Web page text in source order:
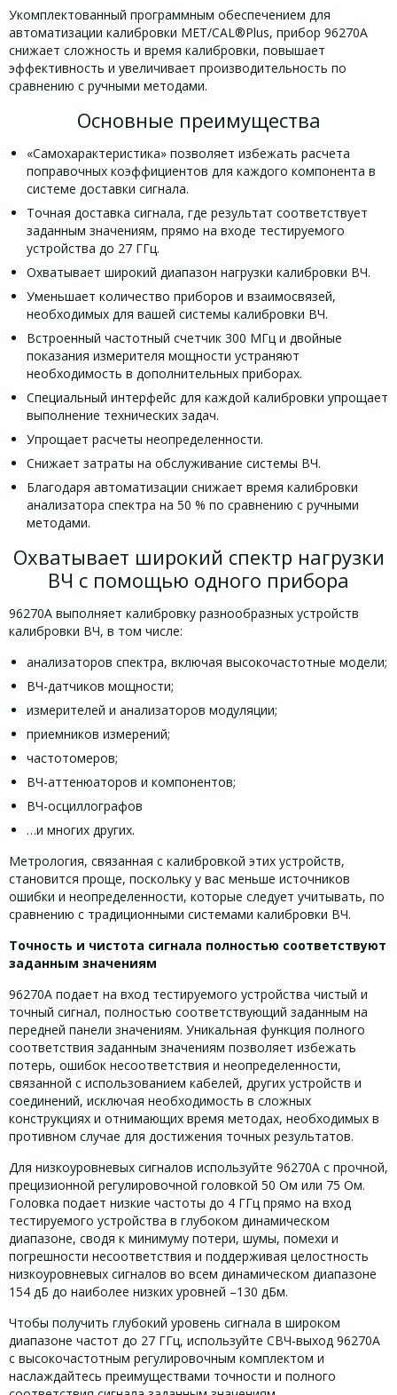
Укомплектованный программным обеспечением для
автоматизации калибровки MET/CAL®Plus, прибор 96270A
снижает сложность и время калибровки, повышает
эффективность и увеличивает производительность по
сравнению с ручными методами.
Основные преимущества
«Самохарактеристика» позволяет избежать расчета
поправочных коэффициентов для каждого компонента в
системе доставки сигнала.
Точная доставка сигнала, где результат соответствует
заданным значениям, прямо на входе тестируемого
устройства до 27 ГГц.
Охватывает широкий диапазон нагрузки калибровки ВЧ.
Уменьшает количество приборов и взаимосвязей,
необходимых для вашей системы калибровки ВЧ.
Встроенный частотный счетчик 300 МГц и двойные
показания измерителя мощности устраняют
необходимость в дополнительных приборах.
Специальный интерфейс для каждой калибровки упрощает
выполнение технических задач.
Упрощает расчеты неопределенности.
Снижает затраты на обслуживание системы ВЧ.
Благодаря автоматизации снижает время калибровки
анализатора спектра на 50 % по сравнению с ручными
методами.
Охватывает широкий спектр нагрузки
ВЧ с помощью одного прибора
96270A выполняет калибровку разнообразных устройств
калибровки ВЧ, в том числе:
анализаторов спектра, включая высокочастотные модели;
ВЧ-датчиков мощности;
измерителей и анализаторов модуляции;
приемников измерений;
частотомеров;
ВЧ-аттенюаторов и компонентов;
ВЧ-осциллографов
…и многих других.
Метрология, связанная с калибровкой этих устройств,
становится проще, поскольку у вас меньше источников
ошибки и неопределенности, которые следует учитывать, по
сравнению с традиционными системами калибровки ВЧ.
Точность и чистота сигнала полностью соответствуют
заданным значениям
96270A подает на вход тестируемого устройства чистый и
точный сигнал, полностью соответствующий заданным на
передней панели значениям. Уникальная функция полного
соответствия заданным значениям позволяет избежать
потерь, ошибок несоответствия и неопределенности,
связанной с использованием кабелей, других устройств и
соединений, исключая необходимость в сложных
конструкциях и отнимающих время методах, необходимых в
противном случае для достижения точных результатов.
Для низкоуровневых сигналов используйте 96270A с прочной,
прецизионной регулировочной головкой 50 Ом или 75 Ом.
Головка подает низкие частоты до 4 ГГц прямо на вход
тестируемого устройства в глубоком динамическом
диапазоне, сводя к минимуму потери, шумы, помехи и
погрешности несоответствия и поддерживая целостность
низкоуровневых сигналов во всем динамическом диапазоне
154 дБ до наиболее низких уровней –130 дБм.
Чтобы получить глубокий уровень сигнала в широком
диапазоне частот до 27 ГГц, используйте СВЧ-выход 96270A
с высокочастотным регулировочным комплектом и
наслаждайтесь преимуществами точности и полного